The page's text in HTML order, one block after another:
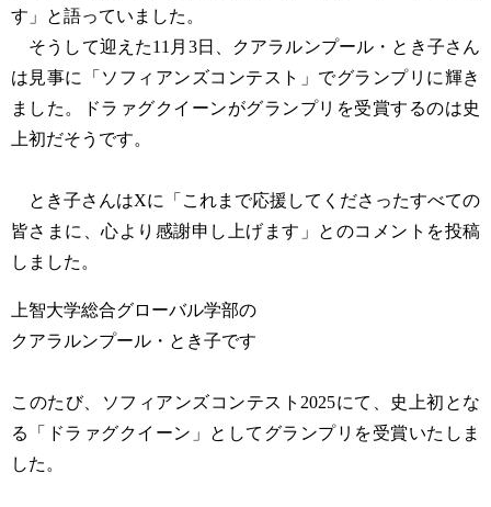
す」と語っていました。
そうして迎えた11月3日、クアラルンプール・とき子さん
は見事に「ソフィアンズコンテスト」でグランプリに輝き
ました。ドラァグクイーンがグランプリを受賞するのは史
上初だそうです。
とき子さんはXに「これまで応援してくださったすべての
皆さまに、心より感謝申し上げます」とのコメントを投稿
しました。
上智大学総合グローバル学部の
クアラルンプール・とき子です
このたび、ソフィアンズコンテスト2025にて、史上初とな
る「ドラァグクイーン」としてグランプリを受賞いたしま
した。